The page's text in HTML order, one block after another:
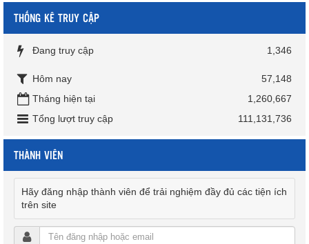
THỐNG KÊ TRUY CẬP
Đang truy cập 1,346
Hôm nay
57,148
Tháng hiện tại
1,260,667
Tổng lượt truy cập
111,131,736
THÀNH VIÊN
Hãy đăng nhập thành viên để trải nghiệm đầy đủ các tiện ích
trên site